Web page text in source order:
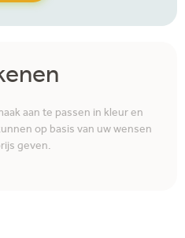
aan te passen in kleur en
op basis van uw wensen
geven.